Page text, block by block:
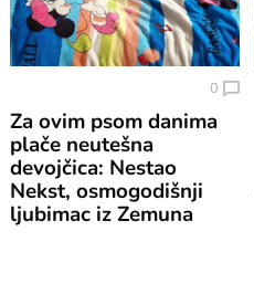
0
Za ovim psom danima
plače neutešna
devojčica: Nestao
Nekst, osmogodišnji
ljubimac iz Zemuna